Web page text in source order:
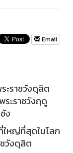
Email
ะราชวังดุสิต
ะราชวังฤดู
ง
หญ่ที่สุดในโลก
วังดุสิต